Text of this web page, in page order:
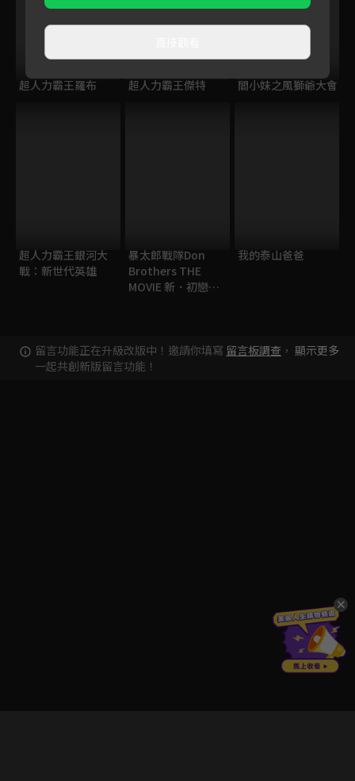
超人力霸王羅布 超人力霸王傑特 閻小妹之風獅爺大會
超人力霸王銀河大
戰：新世代英雄
暴太郎戰隊Don
Brothers THE
MOVIE 新．初戀英
我的泰山爸爸
留言功能正在升級改版中！邀請你填寫 留言板調查 ，
一起共創新版留言功能！
顯示更多